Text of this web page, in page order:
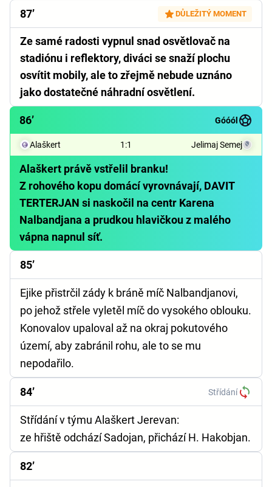
87’ DŮLEŽITÝ MOMENT
Ze samé radosti vypnul snad osvětlovač na
stadiónu i reflektory, diváci se snaží plochu
osvítit mobily, ale to zřejmě nebude uznáno
jako dostatečné náhradní osvětlení.
86’ Góóól
Alaškert 1 :1 Jelimaj Semej
Alaškert právě vstřelil branku!
Z rohového kopu domácí vyrovnávají, DAVIT
TERTERJAN si naskočil na centr Karena
Nalbandjana a prudkou hlavičkou z malého
vápna napnul síť.
85’
Ejike přistrčil zády k bráně míč Nalbandjanovi,
po jehož střele vyletěl míč do vysokého oblouku.
Konovalov upaloval až na okraj pokutového
území, aby zabránil rohu, ale to se mu
nepodařilo.
84’ Střídání
Střídání v týmu Alaškert Jerevan:
ze hřiště odchází Sadojan, přichází H. Hakobjan.
82’